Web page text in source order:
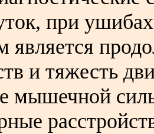
при
является
и тяжесть
мышечной